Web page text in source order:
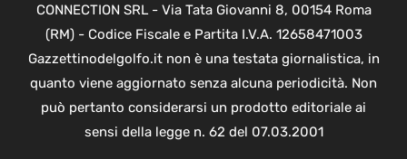
CONNECTION SRL - Via Tata Giovanni 8, 00154 Roma
(RM) - Codice Fiscale e Partita I.V.A. 12658471003
Gazzettinodelgolfo.it non è una testata giornalistica, in
quanto viene aggiornato senza alcuna periodicità. Non
può pertanto considerarsi un prodotto editoriale ai
sensi della legge n. 62 del 07.03.2001